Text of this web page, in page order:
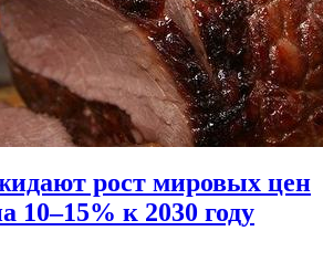
рост мировых цен
10–15% к 2030 году